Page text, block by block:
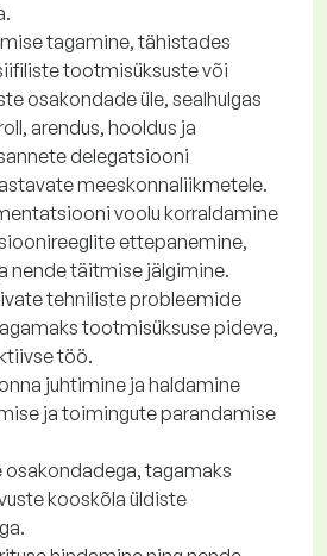
tagamine, tähistades
tootmisüksuste või
osakondade üle, sealhulgas
arendus, hooldus ja
delegatsiooni
meeskonnaliikmetele.
voolu korraldamine
ettepanemine,
nende täitmise jälgimine.
tehniliste probleemide
tootmisüksuse pideva,
töö.
juhtimine ja haldamine
ja toimingute parandamise
tagamaks
kooskõla üldiste